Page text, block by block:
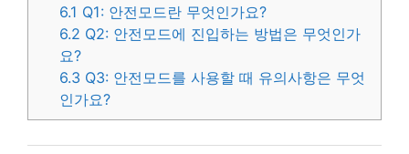
6.1 Q1: 안전모드란 무엇인가요?
6.2 Q2: 안전모드에 진입하는 방법은 무엇인가
요?
6.3 Q3: 안전모드를 사용할 때 유의사항은 무엇
인가요?